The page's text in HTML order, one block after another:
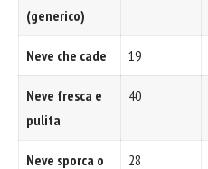
(generico)
Neve che cade 19
Neve fresca e
pulita
40
Neve sporca o
28